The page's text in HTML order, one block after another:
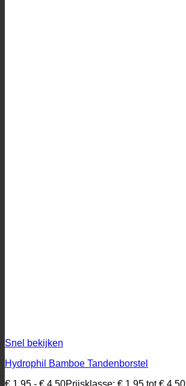
Snel bekijken
Hydrophil Bamboe Tandenborstel